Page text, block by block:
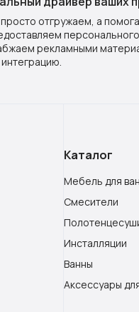
отгружаем, а
рекламными
интеграцию.
Каталог
Мебель для
Смесители
Инсталляции
Ванны
Аксессуары